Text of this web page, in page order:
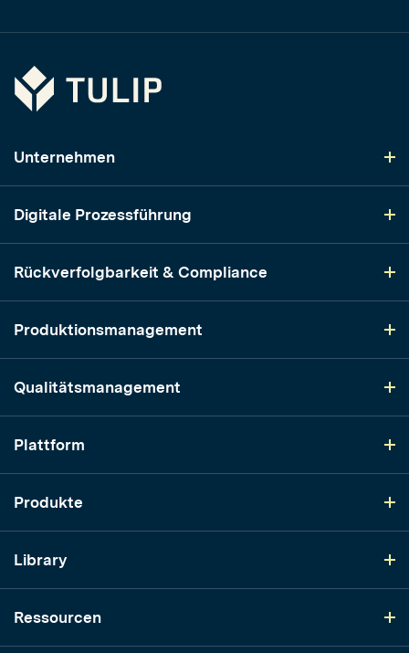
Tulip
Unternehmen
Digitale Prozessführung
Rückverfolgbarkeit & Compliance
Produktionsmanagement
Qualitätsmanagement
Plattform
Produkte
Library
Ressourcen